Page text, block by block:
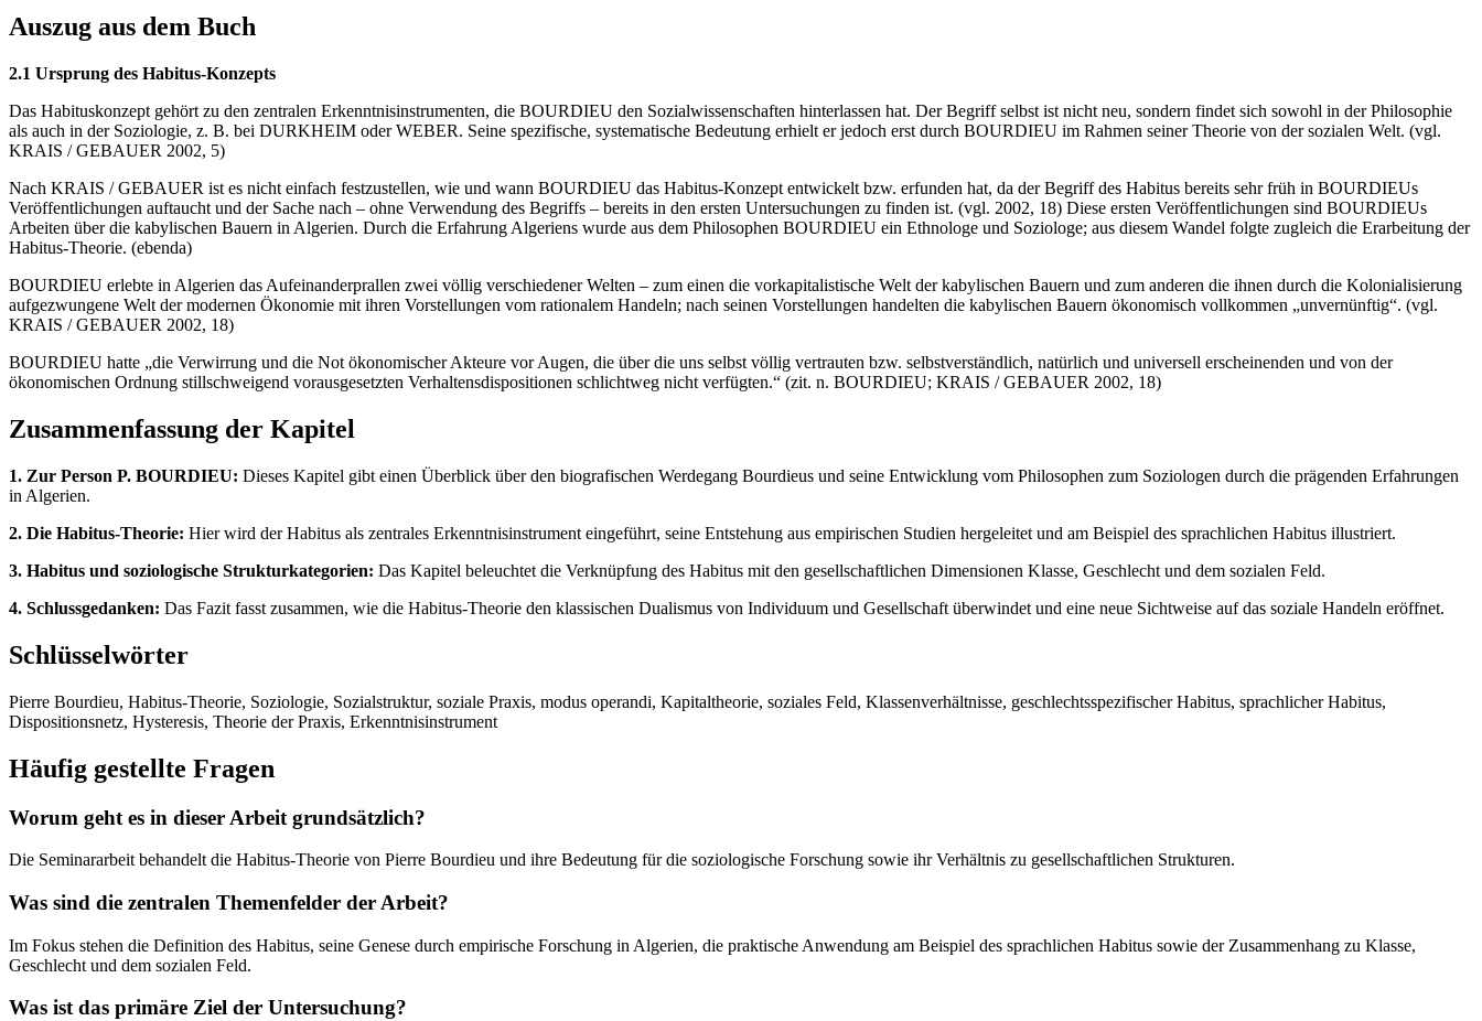
Auszug aus dem Buch
2.1 Ursprung des Habitus-Konzepts
Das Habituskonzept gehört zu den zentralen Erkenntnisinstrumenten, die BOURDIEU den Sozialwissenschaften hinterlassen hat. Der Begriff selbst ist nicht neu, sondern findet sich sowohl in der Philosophie
als auch in der Soziologie, z. B. bei DURKHEIM oder WEBER. Seine spezifische, systematische Bedeutung erhielt er jedoch erst durch BOURDIEU im Rahmen seiner Theorie von der sozialen Welt. (vgl.
KRAIS / GEBAUER 2002, 5)
Nach KRAIS / GEBAUER ist es nicht einfach festzustellen, wie und wann BOURDIEU das Habitus-Konzept entwickelt bzw. erfunden hat, da der Begriff des Habitus bereits sehr früh in BOURDIEUs
Veröffentlichungen auftaucht und der Sache nach – ohne Verwendung des Begriffs – bereits in den ersten Untersuchungen zu finden ist. (vgl. 2002, 18) Diese ersten Veröffentlichungen sind BOURDIEUs
Arbeiten über die kabylischen Bauern in Algerien. Durch die Erfahrung Algeriens wurde aus dem Philosophen BOURDIEU ein Ethnologe und Soziologe; aus diesem Wandel folgte zugleich die Erarbeitung der
Habitus-Theorie. (ebenda)
BOURDIEU erlebte in Algerien das Aufeinanderprallen zwei völlig verschiedener Welten – zum einen die vorkapitalistische Welt der kabylischen Bauern und zum anderen die ihnen durch die Kolonialisierung
aufgezwungene Welt der modernen Ökonomie mit ihren Vorstellungen vom rationalem Handeln; nach seinen Vorstellungen handelten die kabylischen Bauern ökonomisch vollkommen „unvernünftig“. (vgl.
KRAIS / GEBAUER 2002, 18)
BOURDIEU hatte „die Verwirrung und die Not ökonomischer Akteure vor Augen, die über die uns selbst völlig vertrauten bzw. selbstverständlich, natürlich und universell erscheinenden und von der
ökonomischen Ordnung stillschweigend vorausgesetzten Verhaltensdispositionen schlichtweg nicht verfügten.“ (zit. n. BOURDIEU; KRAIS / GEBAUER 2002, 18)
Zusammenfassung der Kapitel
1. Zur Person P. BOURDIEU: Dieses Kapitel gibt einen Überblick über den biografischen Werdegang Bourdieus und seine Entwicklung vom Philosophen zum Soziologen durch die prägenden Erfahrungen
in Algerien.
2. Die Habitus-Theorie: Hier wird der Habitus als zentrales Erkenntnisinstrument eingeführt, seine Entstehung aus empirischen Studien hergeleitet und am Beispiel des sprachlichen Habitus illustriert.
3. Habitus und soziologische Strukturkategorien: Das Kapitel beleuchtet die Verknüpfung des Habitus mit den gesellschaftlichen Dimensionen Klasse, Geschlecht und dem sozialen Feld.
4. Schlussgedanken: Das Fazit fasst zusammen, wie die Habitus-Theorie den klassischen Dualismus von Individuum und Gesellschaft überwindet und eine neue Sichtweise auf das soziale Handeln eröffnet.
Schlüsselwörter
Pierre Bourdieu, Habitus-Theorie, Soziologie, Sozialstruktur, soziale Praxis, modus operandi, Kapitaltheorie, soziales Feld, Klassenverhältnisse, geschlechtsspezifischer Habitus, sprachlicher Habitus,
Dispositionsnetz, Hysteresis, Theorie der Praxis, Erkenntnisinstrument
Häufig gestellte Fragen
Worum geht es in dieser Arbeit grundsätzlich?
Die Seminararbeit behandelt die Habitus-Theorie von Pierre Bourdieu und ihre Bedeutung für die soziologische Forschung sowie ihr Verhältnis zu gesellschaftlichen Strukturen.
Was sind die zentralen Themenfelder der Arbeit?
Im Fokus stehen die Definition des Habitus, seine Genese durch empirische Forschung in Algerien, die praktische Anwendung am Beispiel des sprachlichen Habitus sowie der Zusammenhang zu Klasse,
Geschlecht und dem sozialen Feld.
Was ist das primäre Ziel der Untersuchung?